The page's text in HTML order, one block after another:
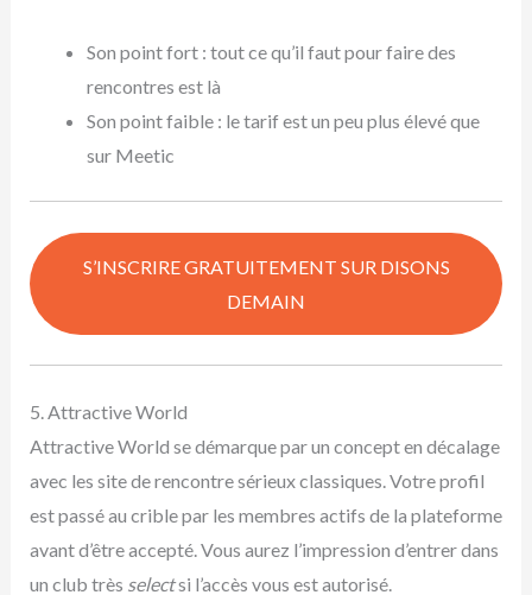
Son point fort : tout ce qu’il faut pour faire des
rencontres est là
Son point faible : le tarif est un peu plus élevé que
sur Meetic
S’INSCRIRE GRATUITEMENT SUR DISONS
DEMAIN
5. Attractive World
Attractive World se démarque par un concept en décalage
avec les site de rencontre sérieux classiques. Votre profil
est passé au crible par les membres actifs de la plateforme
avant d’être accepté. Vous aurez l’impression d’entrer dans
un club très selectsi l’accès vous est autorisé.